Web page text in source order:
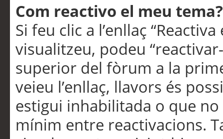
Com reactivo el meu tema?
Si feu clic a l’enllaç
visualitzeu, podeu
superior del fòrum a la
veieu l’enllaç, llavors és
estigui inhabilitada o que
mínim entre reactivacions.